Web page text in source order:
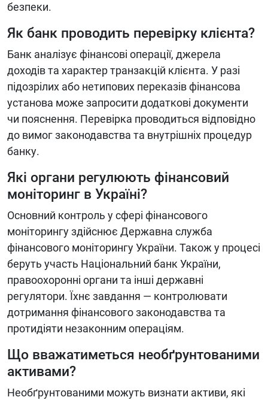
безпеки.
Як банк проводить перевірку клієнта?
Банк аналізує фінансові операції, джерела
доходів та характер транзакцій клієнта. У разі
підозрілих або нетипових переказів фінансова
установа може запросити додаткові документи
чи пояснення. Перевірка проводиться відповідно
до вимог законодавства та внутрішніх процедур
банку.
Які органи регулюють фінансовий
моніторинг в Україні?
Основний контроль у сфері фінансового
моніторингу здійснює Державна служба
фінансового моніторингу України. Також у процесі
беруть участь Національний банк України,
правоохоронні органи та інші державні
регулятори. Їхнє завдання — контролювати
дотримання фінансового законодавства та
протидіяти незаконним операціям.
Що вважатиметься необґрунтованими
активами?
Необґрунтованими можуть визнати активи, які